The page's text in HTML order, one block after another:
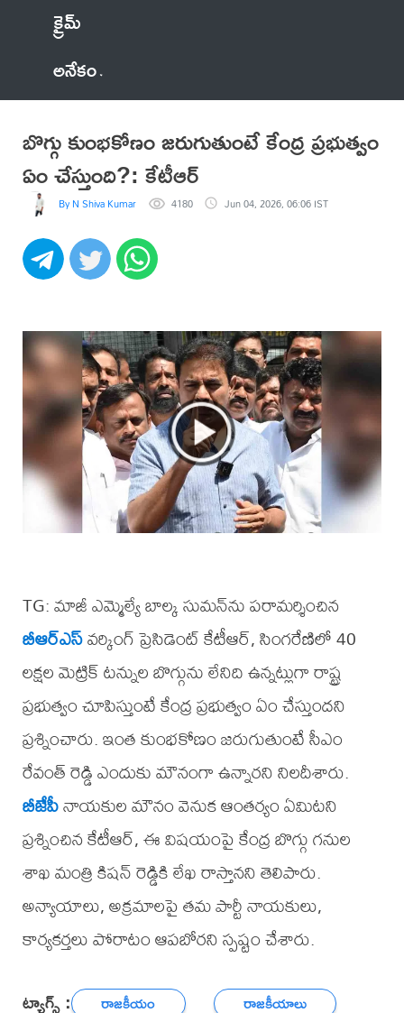
క్రైమ్
అనేకం
బొగ్గు కుంభకోణం జరుగుతుంటే కేంద్ర ప్రభుత్వం
ఏం చేస్తుంది?: కేటీఆర్‌
By N Shiva Kumar 4180 Jun 04, 2026, 06:06 IST
TG: మాజీ ఎమ్మెల్యే బాల్క సుమన్‌ను పరామర్శించిన
బీఆర్‌ఎస్వర్కింగ్‌ ప్రెసిడెంట్‌ కేటీఆర్‌, సింగరేణిలో 40
లక్షల మెట్రిక్ టన్నుల బొగ్గును లేనిది ఉన్నట్లుగా రాష్ట్ర
ప్రభుత్వం చూపిస్తుంటే కేంద్ర ప్రభుత్వం ఏం చేస్తుందని
ప్రశ్నించారు. ఇంత కుంభకోణం జరుగుతుంటే సీఎం
రేవంత్‌ రెడ్డి ఎందుకు మౌనంగా ఉన్నారని నిలదీశారు.
బీజేపీనాయకుల మౌనం వెనుక ఆంతర్యం ఏమిటని
ప్రశ్నించిన కేటీఆర్‌, ఈ విషయంపై కేంద్ర బొగ్గు గనుల
శాఖ మంత్రి కిషన్‌ రెడ్డికి లేఖ రాస్తానని తెలిపారు.
అన్యాయాలు, అక్రమాలపై తమ పార్టీ నాయకులు,
కార్యకర్తలు పోరాటం ఆపబోరని స్పష్టం చేశారు.
ట్యాగ్స్ : రాజకీయం రాజకీయాలు